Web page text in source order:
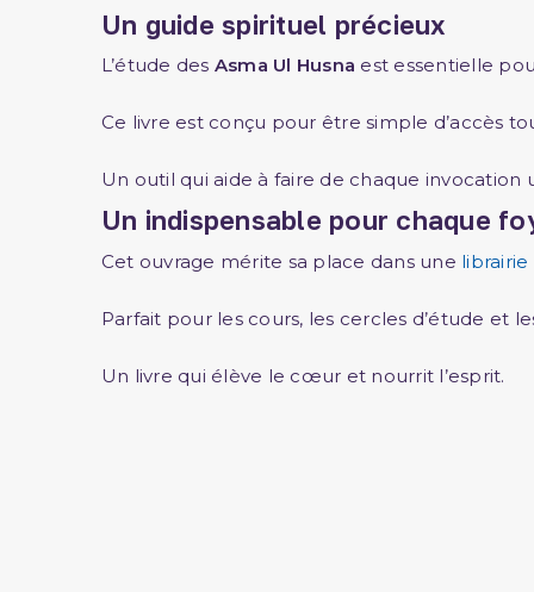
Un guide spirituel précieux
L’étude des Asma Ul Husna est essentielle
Ce livre est conçu pour être simple d’accès
Un outil qui aide à faire de chaque invocation
Un indispensable pour chaque
Cet ouvrage mérite sa place dans une
Parfait pour les cours, les cercles d’étude et
Un livre qui élève le cœur et nourrit l’esprit.